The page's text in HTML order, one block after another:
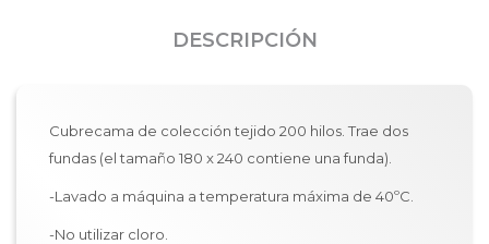
DESCRIPCIÓN
Cubrecama de colección tejido 200 hilos. Trae dos
fundas (el tamaño 180 x 240 contiene una funda).
-Lavado a máquina a temperatura máxima de 40ºC.
-No utilizar cloro.